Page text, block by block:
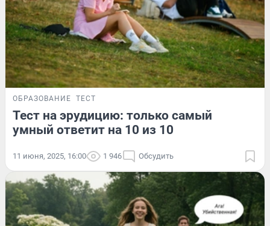
ОБРАЗОВАНИЕ ТЕСТ
Тест на эрудицию: только самый
умный ответит на 10 из 10
11 июня, 2025, 16:00 1 946 Обсудить